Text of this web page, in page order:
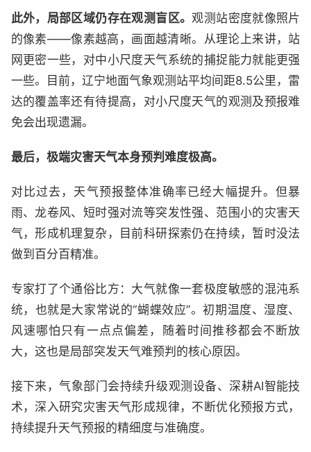
此外，局部区域仍存在观测盲区。观测站密度就像照片
的像素——像素越高，画面越清晰。从理论上来讲，站
网更密一些，对中小尺度天气系统的捕捉能力就能更强
一些。目前，辽宁地面气象观测站平均间距8.5公里，雷
达的覆盖率还有待提高，对小尺度天气的观测及预报难
免会出现遗漏。
最后，极端灾害天气本身预判难度极高。
对比过去，天气预报整体准确率已经大幅提升。但暴
雨、龙卷风、短时强对流等突发性强、范围小的灾害天
气，形成机理复杂，目前科研探索仍在持续，暂时没法
做到百分百精准。
专家打了个通俗比方：大气就像一套极度敏感的混沌系
统，也就是大家常说的“蝴蝶效应”。初期温度、湿度、
风速哪怕只有一点点偏差，随着时间推移都会不断放
大，这也是局部突发天气难预判的核心原因。
接下来，气象部门会持续升级观测设备、深耕AI智能技
术，深入研究灾害天气形成规律，不断优化预报方式，
持续提升天气预报的精细度与准确度。